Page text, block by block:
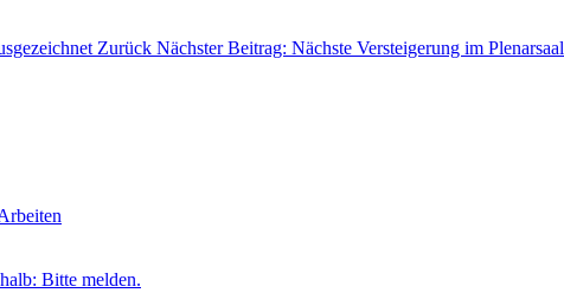
Zurück Nächster Beitrag: Nächste Versteigerung im
Bitte melden.